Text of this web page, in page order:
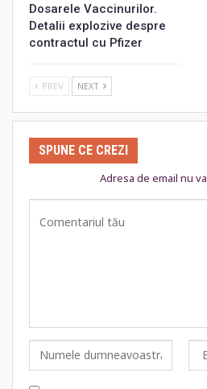
Dosarele Vaccinurilor.
Detalii explozive despre
contractul cu Pfizer
PREV NEXT
SPUNE CE CREZI
Adresa de email nu